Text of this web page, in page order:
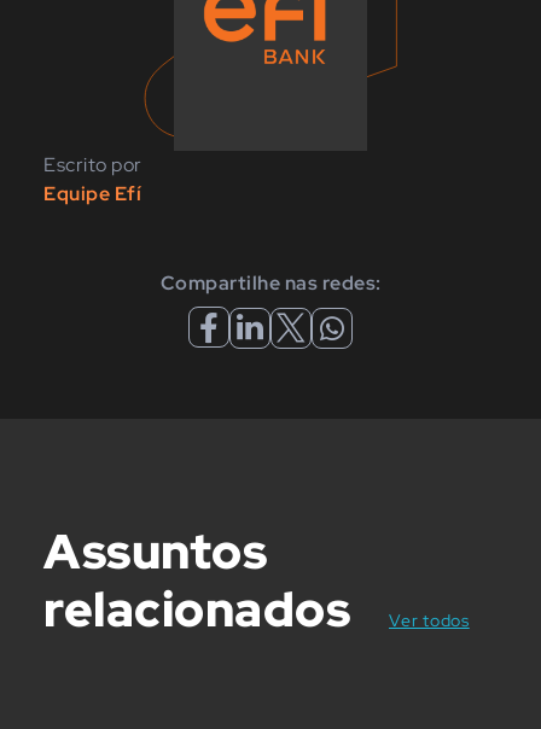
Escrito por
Equipe Efí
Compartilhe nas redes:
Assuntos
relacionados
Ver todosposts